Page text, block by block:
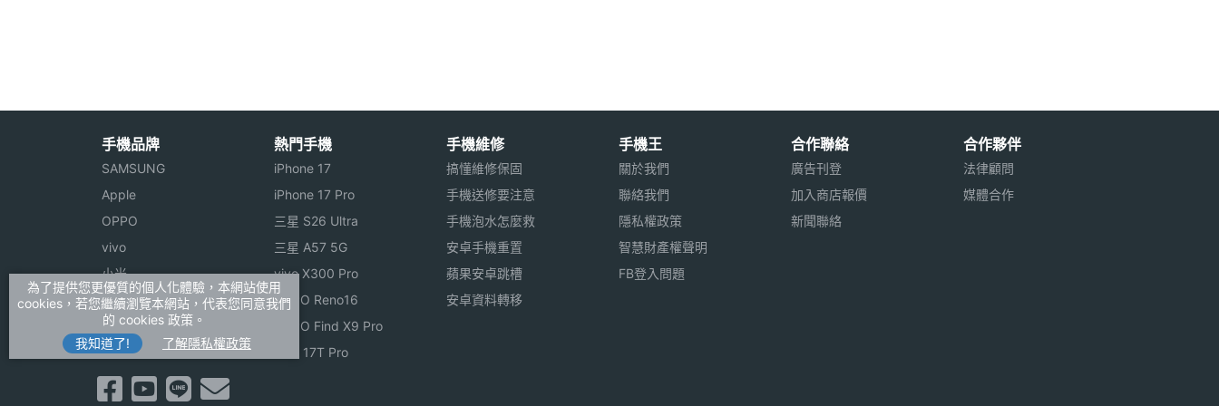
手機品牌
SAMSUNG
Apple
OPPO
vivo
小米
ASUS
Sony
realme
熱門手機
iPhone 17
iPhone 17 Pro
三星 S26 Ultra
三星 A57 5G
vivo X300 Pro
OPPO Reno16
OPPO Find X9 Pro
小米 17T Pro
手機維修
搞懂維修保固
手機送修要注意
手機泡水怎麼救
安卓手機重置
蘋果安卓跳槽
安卓資料轉移
手機王
關於我們
聯絡我們
隱私權政策
智慧財產權聲明
FB登入問題
合作聯絡
廣告刊登
加入商店報價
新聞聯絡
合作夥伴
法律顧問
媒體合作
為了提供您更優質的個人化體驗，本網站使用
cookies，若您繼續瀏覽本網站，代表您同意我們
的 cookies 政策。
我知道了!
了解隱私權政策